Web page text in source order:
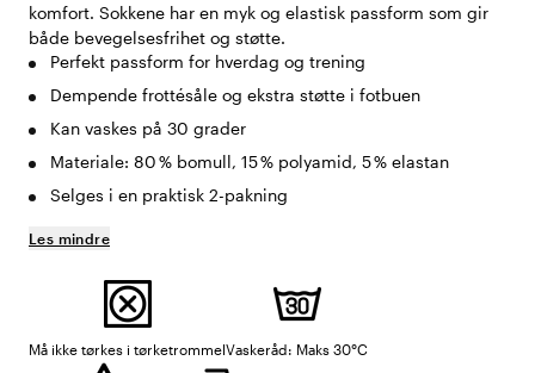
komfort. Sokkene har en myk og elastisk passform som gir
både bevegelsesfrihet og støtte.
Perfekt passform for hverdag og trening
Dempende frottésåle og ekstra støtte i fotbuen
Kan vaskes på 30 grader
Materiale: 80 % bomull, 15 % polyamid, 5 % elastan
Selges i en praktisk 2-pakning
Les mindre
Må ikke tørkes i tørketrommelVaskeråd: Maks 30°C